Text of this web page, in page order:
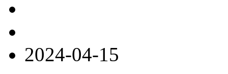
2024-04-15